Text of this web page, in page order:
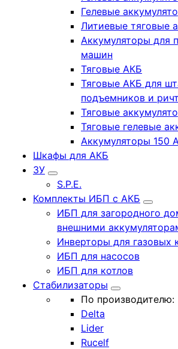
Гелевые
Литиевые тяговые
Аккумуляторы для
машин
Тяговые АКБ
Тяговые АКБ для
подъемников и
Тяговые
Тяговые гелевые
Аккумуляторы 150
Шкафы для АКБ
ЗУ
S.P.E.
Комплекты ИБП с АКБ
ИБП для загородного
внешними
Инверторы для газовых
ИБП для насосов
ИБП для котлов
Стабилизаторы
По производителю:
Delta
Lider
Rucelf